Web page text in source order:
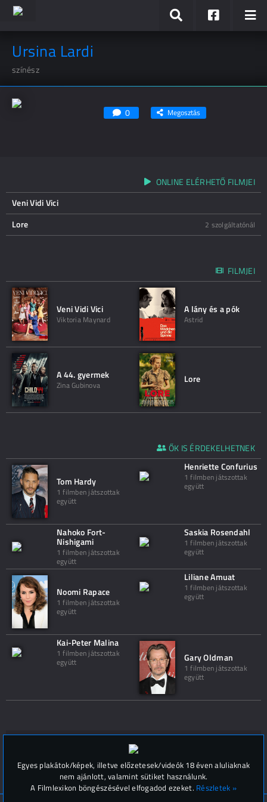
Ursina Lardi
színész
0 Megosztás
ONLINE ELÉRHETŐ FILMJEI
Veni Vidi Vici
Lore
2 szolgáltatónál
FILMJEI
Veni Vidi Vici
Viktoria Maynard
A lány és a pók
Astrid
A 44. gyermek
Zina Gubinova
Lore
ŐK IS ÉRDEKELHETNEK
Tom Hardy
1 filmben játszottak
együtt
Henriette Confurius
1 filmben játszottak
együtt
Nahoko Fort-
Nishigami
1 filmben játszottak
együtt
Saskia Rosendahl
1 filmben játszottak
együtt
Noomi Rapace
1 filmben játszottak
együtt
Liliane Amuat
1 filmben játszottak
együtt
Kai-Peter Malina
1 filmben játszottak
együtt Gary Oldman
1 filmben játszottak
együtt
Hozzászólások (
Egyes plakátok/képek, illetve előzetesek/videók 18 éven aluliaknak
nem ajánlott, valamint sütiket használunk.
A Filmlexikon böngészésével elfogadod ezeket. Részletek »